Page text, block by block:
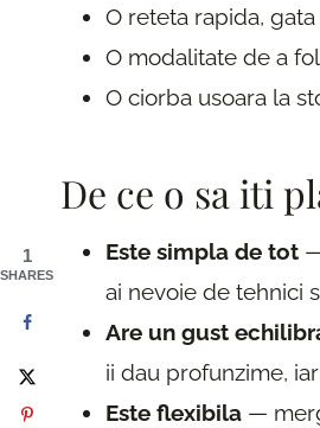
O reteta rapida,
O modalitate de a
O ciorba usoara la
De ce o sa iti
Este simpla de tot
ai nevoie de tehnici
Are un gust
ii dau profunzime,
Este flexibila —
1
SHARES